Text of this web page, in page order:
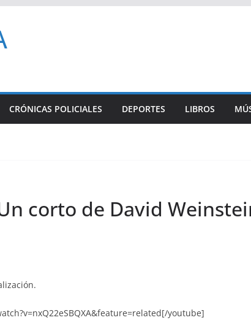
CRÓNICAS POLICIALES DEPORTES LIBROS
corto de David
youtube]